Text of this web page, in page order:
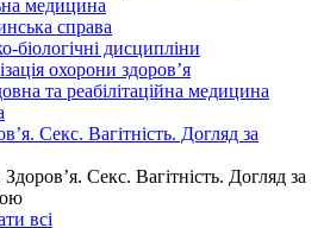
медицина
справа
біологічні дисципліни
охорони здоров’я
та реабілітаційна медицина
Секс. Вагітність. Догляд за
Секс. Вагітність. Догляд за
всі